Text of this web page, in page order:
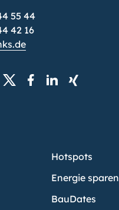
55 44
42 16
Hotspots
Energie sparen
BauDates